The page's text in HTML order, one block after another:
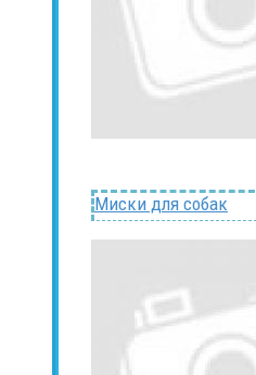
Миски для собак